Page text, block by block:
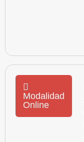
Modalidad
Online